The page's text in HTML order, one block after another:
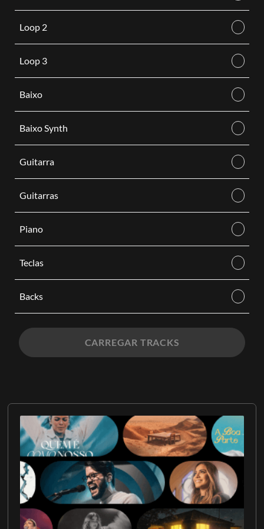
Loop 2
Loop 3
Baixo
Baixo Synth
Guitarra
Guitarras
Piano
Teclas
Backs
CARREGAR TRACKS